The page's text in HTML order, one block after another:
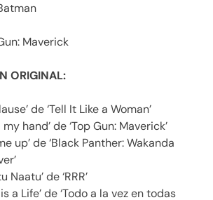
Maverick
ORIGINAL:
de ‘Tell It Like a Woman’
my hand’ de ‘Top Gun: Maverick’
up’ de ‘Black Panther: Wakanda
Naatu’ de ‘RRR’
is a Life’ de ‘Todo a la vez en todas